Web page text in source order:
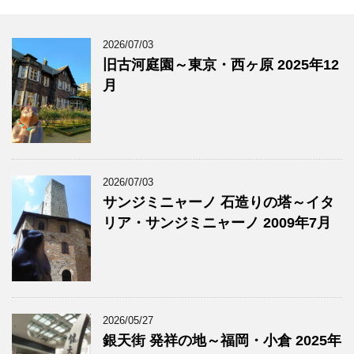
2026/07/03
旧古河庭園～東京・西ヶ原 2025年12
月
2026/07/03
サンジミニャーノ 石造りの塔～イタ
リア・サンジミニャーノ 2009年7月
2026/05/27
銀天街 発祥の地～福岡・小倉 2025年